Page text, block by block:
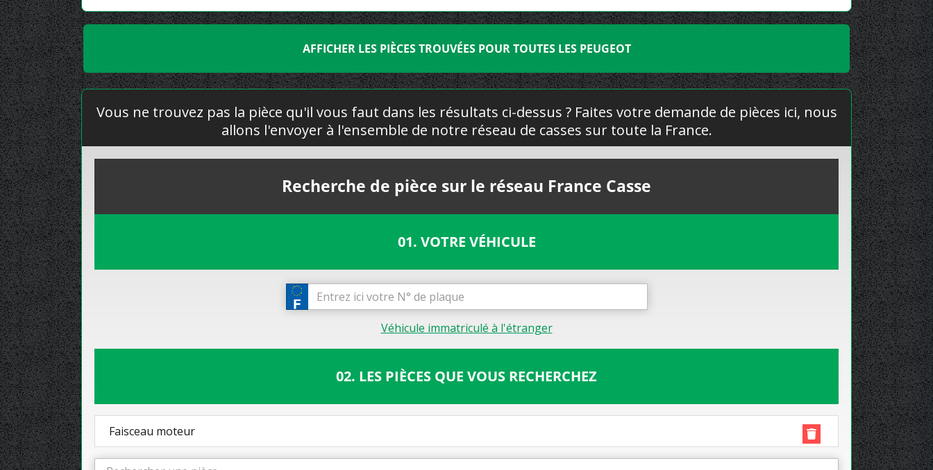
AFFICHER LES PIÈCES TROUVÉES POUR TOUTES LES PEUGEOT
Vous ne trouvez pas la pièce qu'il vous faut dans les résultats ci-dessus ? Faites votre demande de pièces ici, nous
allons l'envoyer à l'ensemble de notre réseau de casses sur toute la France.
Recherche de pièce sur le réseau France Casse
01. VOTRE VÉHICULE
Véhicule immatriculé à l'étranger
02. LES PIÈCES QUE VOUS RECHERCHEZ
Faisceau moteur